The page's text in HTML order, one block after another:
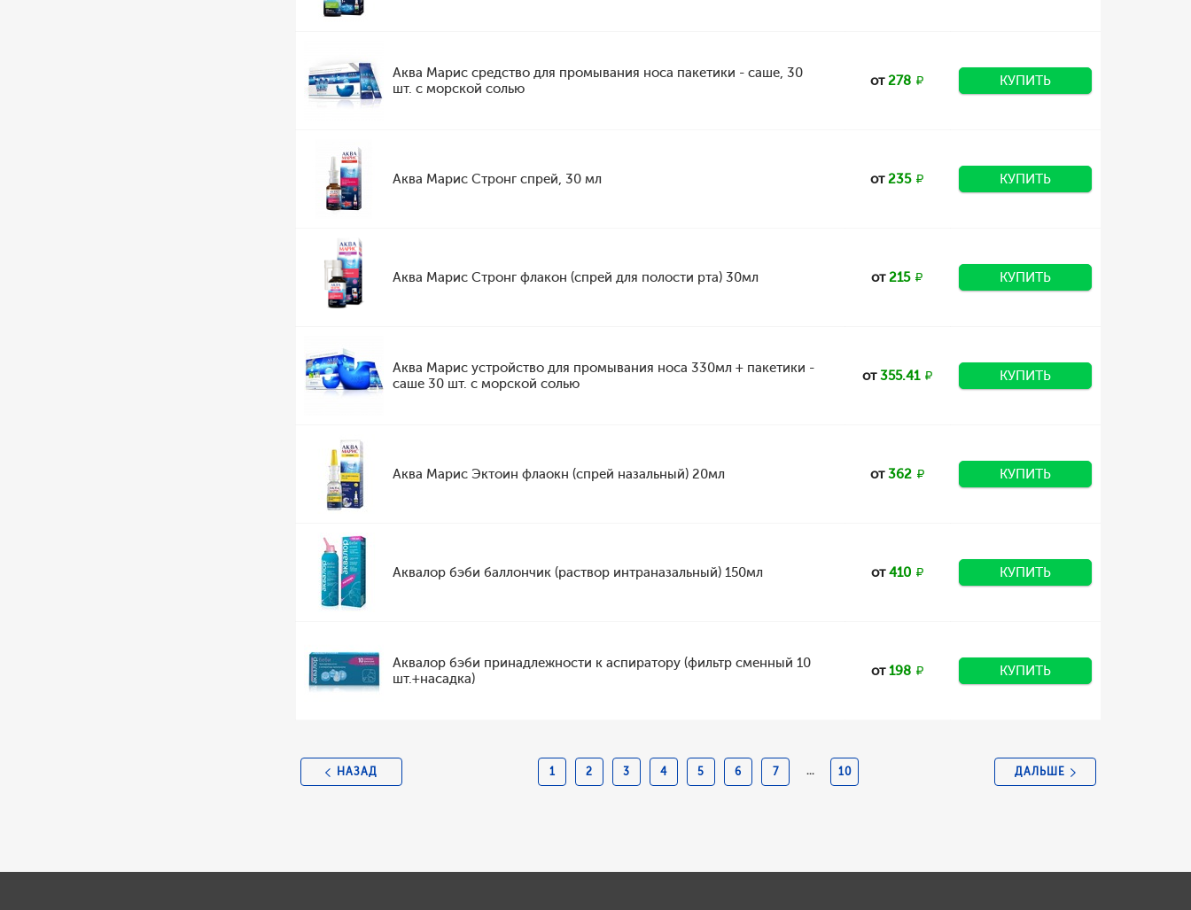
Аква Марис средство для промывания носа пакетики - саше, 30
шт. с морской солью
от278 КУПИТЬ
Аква Марис Стронг спрей, 30 мл от235 КУПИТЬ
Аква Марис Стронг флакон (спрей для полости рта) 30мл от215 КУПИТЬ
Аква Марис устройство для промывания носа 330мл + пакетики -
саше 30 шт. с морской солью
от355.41 КУПИТЬ
Аква Марис Эктоин флаокн (спрей назальный) 20мл от362 КУПИТЬ
Аквалор бэби баллончик (раствор интраназальный) 150мл от410 КУПИТЬ
Аквалор бэби принадлежности к аспиратору (фильтр сменный 10
шт.+насадка)
от198 КУПИТЬ
НАЗАД 1 2 3 4 5 6 7 ... 10 ДАЛЬШЕ